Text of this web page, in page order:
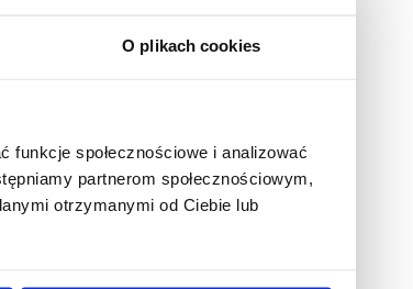
O plikach cookies
funkcje społecznościowe i analizować
partnerom społecznościowym,
otrzymanymi od Ciebie lub